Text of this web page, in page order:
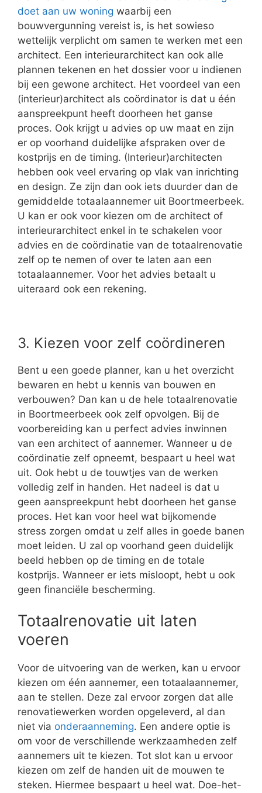
doet aan uw woning waarbij een
bouwvergunning vereist is, is het sowieso
wettelijk verplicht om samen te werken met een
architect. Een interieurarchitect kan ook alle
plannen tekenen en het dossier voor u indienen
bij een gewone architect. Het voordeel van een
(interieur)architect als coördinator is dat u één
aanspreekpunt heeft doorheen het ganse
proces. Ook krijgt u advies op uw maat en zijn
er op voorhand duidelijke afspraken over de
kostprijs en de timing. (Interieur)architecten
hebben ook veel ervaring op vlak van inrichting
en design. Ze zijn dan ook iets duurder dan de
gemiddelde totaalaannemer uit Boortmeerbeek.
U kan er ook voor kiezen om de architect of
interieurarchitect enkel in te schakelen voor
advies en de coördinatie van de totaalrenovatie
zelf op te nemen of over te laten aan een
totaalaannemer. Voor het advies betaalt u
uiteraard ook een rekening.
3. Kiezen voor zelf coördineren
Bent u een goede planner, kan u het overzicht
bewaren en hebt u kennis van bouwen en
verbouwen? Dan kan u de hele totaalrenovatie
in Boortmeerbeek ook zelf opvolgen. Bij de
voorbereiding kan u perfect advies inwinnen
van een architect of aannemer. Wanneer u de
coördinatie zelf opneemt, bespaart u heel wat
uit. Ook hebt u de touwtjes van de werken
volledig zelf in handen. Het nadeel is dat u
geen aanspreekpunt hebt doorheen het ganse
proces. Het kan voor heel wat bijkomende
stress zorgen omdat u zelf alles in goede banen
moet leiden. U zal op voorhand geen duidelijk
beeld hebben op de timing en de totale
kostprijs. Wanneer er iets misloopt, hebt u ook
geen financiële bescherming.
Totaalrenovatie uit laten
voeren
Voor de uitvoering van de werken, kan u ervoor
kiezen om één aannemer, een totaalaannemer,
aan te stellen. Deze zal ervoor zorgen dat alle
renovatiewerken worden opgeleverd, al dan
niet via onderaanneming. Een andere optie is
om voor de verschillende werkzaamheden zelf
aannemers uit te kiezen. Tot slot kan u ervoor
kiezen om zelf de handen uit de mouwen te
steken. Hiermee bespaart u heel wat. Doe-het-